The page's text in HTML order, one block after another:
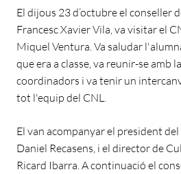
El dijous 23 d’octubre el conseller
Francesc Xavier Vila, va visitar el
Miquel Ventura. Va saludar
que era a classe, va reunir-se amb
coordinadors i va tenir un
tot l'equip del CNL.
El van acompanyar el president del
Daniel Recasens, i el director de
Ricard Ibarra. A continuació el